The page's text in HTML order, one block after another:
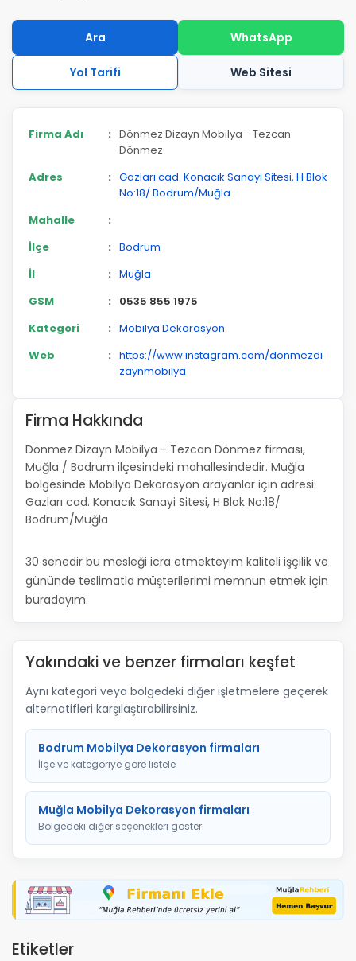
Ara WhatsApp
Yol Tarifi Web Sitesi
Firma Adı : Dönmez Dizayn Mobilya - Tezcan
Dönmez
Adres
: Gazları cad. Konacık Sanayi Sitesi, H Blok
No:18/ Bodrum/Muğla
Mahalle
:
İlçe
: Bodrum
İl
: Muğla
GSM
:
0535 855 1975
Kategori
: Mobilya Dekorasyon
Web
: https://www.instagram.com/donmezdi
zaynmobilya
Firma Hakkında
Dönmez Dizayn Mobilya - Tezcan Dönmez firması,
Muğla / Bodrum ilçesindeki mahallesindedir. Muğla
bölgesinde Mobilya Dekorasyon arayanlar için adresi:
Gazları cad. Konacık Sanayi Sitesi, H Blok No:18/
Bodrum/Muğla
30 senedir bu mesleği icra etmekteyim kaliteli işçilik ve
gününde teslimatla müşterilerimi memnun etmek için
buradayım.
Yakındaki ve benzer firmaları keşfet
Aynı kategori veya bölgedeki diğer işletmelere geçerek
alternatifleri karşılaştırabilirsiniz.
Bodrum Mobilya Dekorasyon firmaları
İlçe ve kategoriye göre listele
Muğla Mobilya Dekorasyon firmaları
Bölgedeki diğer seçenekleri göster
Etiketler